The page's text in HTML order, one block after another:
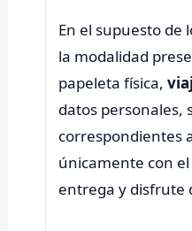
En el supuesto de
la modalidad
papeleta física,
datos personales,
correspondientes
únicamente con
entrega y disfrute